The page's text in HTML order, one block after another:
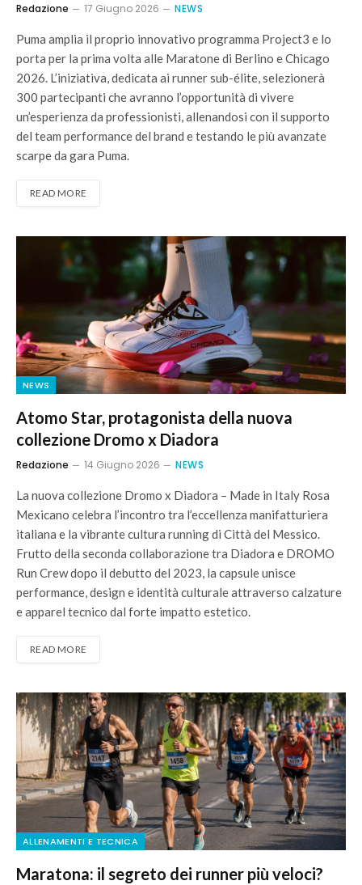
Redazione 17 Giugno 2026 NEWS
Puma amplia il proprio innovativo programma Project3 e lo
porta per la prima volta alle Maratone di Berlino e Chicago
2026. L’iniziativa, dedicata ai runner sub-élite, selezionerà
300 partecipanti che avranno l’opportunità di vivere
un’esperienza da professionisti, allenandosi con il supporto
del team performance del brand e testando le più avanzate
scarpe da gara Puma.
READ MORE
NEWS
Atomo Star, protagonista della nuova
collezione Dromo x Diadora
Redazione 14 Giugno 2026 NEWS
La nuova collezione Dromo x Diadora – Made in Italy Rosa
Mexicano celebra l’incontro tra l’eccellenza manifatturiera
italiana e la vibrante cultura running di Città del Messico.
Frutto della seconda collaborazione tra Diadora e DROMO
Run Crew dopo il debutto del 2023, la capsule unisce
performance, design e identità culturale attraverso calzature
e apparel tecnico dal forte impatto estetico.
READ MORE
ALLENAMENTI E TECNICA
Maratona: il segreto dei runner più veloci?